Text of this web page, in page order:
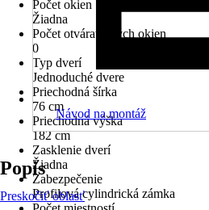
Počet okien
Žiadna
Počet otvárateľných okien
0
Typ dverí
Jednoduché dvere
Priechodná šírka
76 cm
Priechodná výška
182 cm
Zasklenie dverí
Žiadna
Zabezpečenie
Profilová cylindrická zámka
Návod na montáž
Popis
Preskočiť oblasť